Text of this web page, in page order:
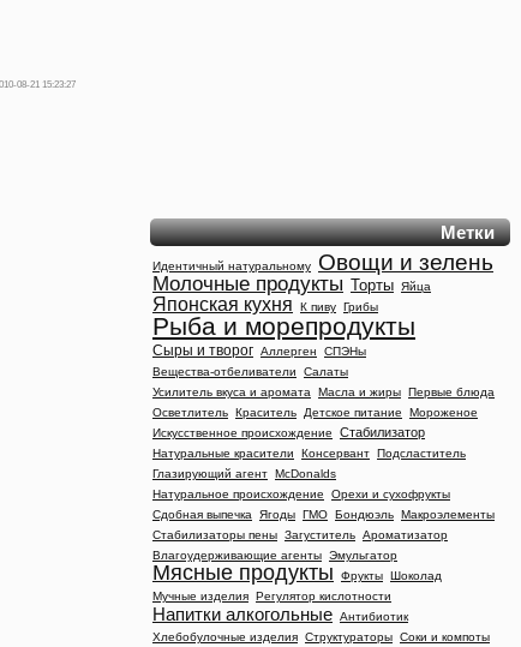
Метки
Идентичный натуральному Овощи и зелень
Молочные продукты Торты Яйца
Японская кухня К пиву Грибы
Рыба и морепродукты
Сыры и творог Аллерген
СПЭНы
Вещества-отбеливатели
Салаты
Усилитель вкуса и аромата
Масла и жиры Первые блюда
Осветлитель Краситель Детское питание
Мороженое
Искусственное происхождение
Стабилизатор
Натуральные красители Консервант Подсластитель
Глазирующий агент McDonalds
Натуральное происхождение
Орехи и сухофрукты
Сдобная выпечка
Ягоды ГМО Бондюэль Макроэлементы
Стабилизаторы пены Загуститель Ароматизатор
Влагоудерживающие агенты Эмульгатор
Мясные продукты Фрукты Шоколад
Мучные изделия Регулятор кислотности
Напитки алкогольные Антибиотик
Хлебобулочные изделия Структураторы Соки и компоты
08-21 15:23:27